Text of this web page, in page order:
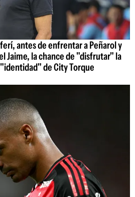
antes de enfrentar a Peñarol y
Jaime, la chance de "disfrutar" la
de City Torque